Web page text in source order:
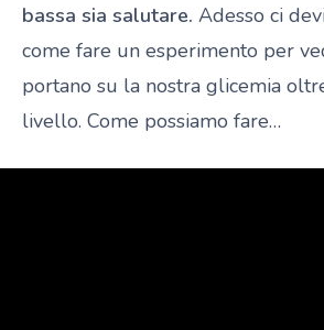
bassa sia salutare. Adesso ci
come fare un esperimento per
portano su la nostra glicemia
livello. Come possiamo fare…